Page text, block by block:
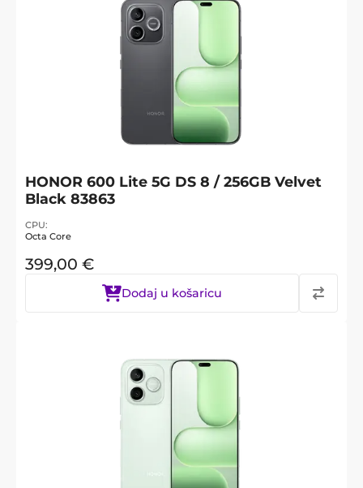
HONOR 600 Lite 5G DS 8 / 256GB Velvet
Black 83863
CPU
Octa Core
399,00 €
Dodaj u košaricu